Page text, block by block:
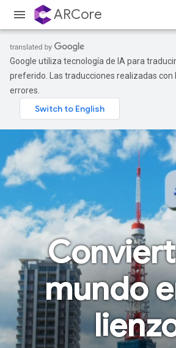
ARCore
Google utiliza tecnología de IA para
preferido. Las traducciones realizadas con
errores.
mundo